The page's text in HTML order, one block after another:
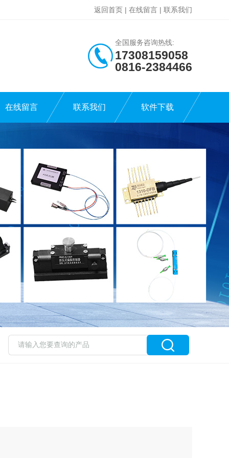
返回首页 | 在线留言 | 联系我们
全国服务咨询热线:
17308159058
0816-2384466
在线留言 联系我们 软件下载